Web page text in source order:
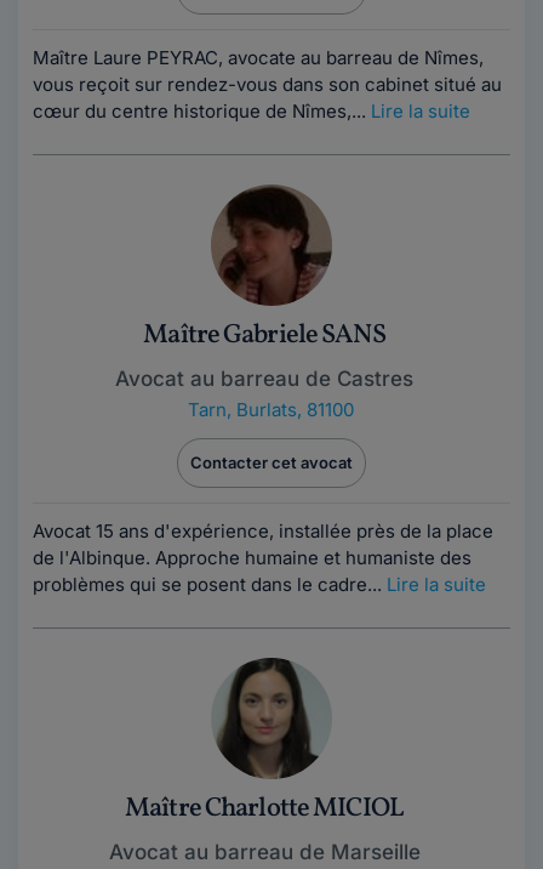
Maître Laure PEYRAC, avocate au barreau de Nîmes,
vous reçoit sur rendez-vous dans son cabinet situé au
cœur du centre historique de Nîmes,... Lire la suite
Maître Gabriele SANS
Avocat au barreau de Castres
Tarn, Burlats, 81100
Contacter cet avocat
Avocat 15 ans d'expérience, installée près de la place
de l'Albinque. Approche humaine et humaniste des
problèmes qui se posent dans le cadre... Lire la suite
Maître Charlotte MICIOL
Avocat au barreau de Marseille